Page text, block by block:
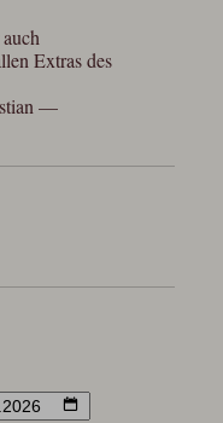
Extras des
—